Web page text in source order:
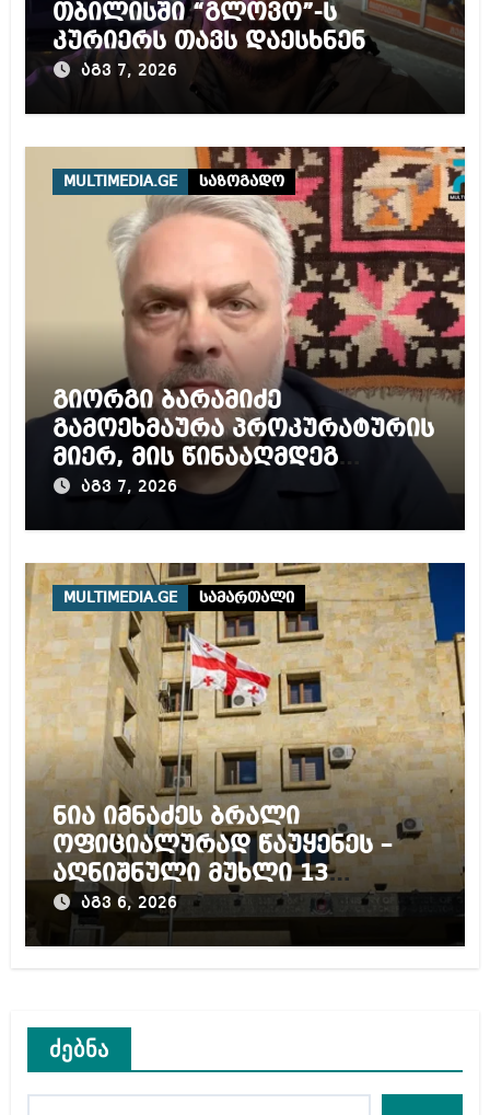
თბილისში “გლოვო”-ს
კურიერს თავს დაესხნენ
აგვ 7, 2026
MULTIMEDIA.GE საზოგადო
გიორგი ბარამიძე
გამოეხმაურა პროკურატურის
მიერ, მის წინააღმდეგ
დაწყებულ გამოძიებას
აგვ 7, 2026
MULTIMEDIA.GE სამართალი
ნია იმნაძეს ბრალი
ოფიციალურად წაუყენეს –
აღნიშნული მუხლი 13
წლამდე პატიმრობას
ითვალისწინებს
აგვ 6, 2026
ძებნა